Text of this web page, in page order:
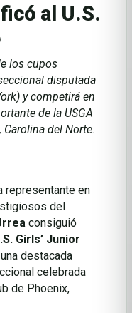
al U.S.
los cupos
disputada
y competirá en
de la USGA
del Norte.
representante en
del
consiguió
Girls’ Junior
destacada
celebrada
de Phoenix,